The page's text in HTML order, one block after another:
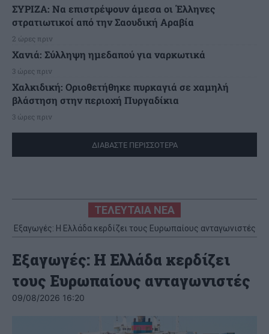
ΣΥΡΙΖΑ: Να επιστρέψουν άμεσα οι Έλληνες
στρατιωτικοί από την Σαουδική Αραβία
2 ώρες πριν
Χανιά: Σύλληψη ημεδαπού για ναρκωτικά
3 ώρες πριν
Χαλκιδική: Οριοθετήθηκε πυρκαγιά σε χαμηλή
βλάστηση στην περιοχή Πυργαδίκια
3 ώρες πριν
ΔΙΑΒΑΣΤΕ ΠΕΡΙΣΣΟΤΕΡΑ